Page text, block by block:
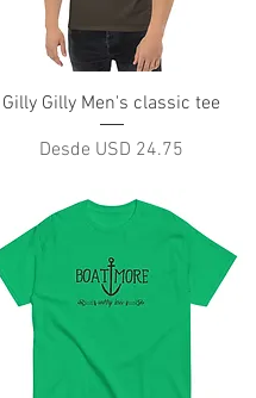
Vista rápida
Gilly Gilly Men's classic tee
Desde USD 24.75
Precio de oferta